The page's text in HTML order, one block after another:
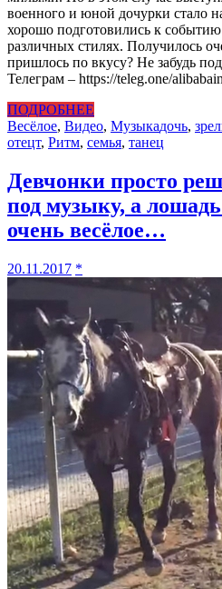
военного и юной дочурки стало
хорошо подготовились к
различных стилях. Получилось
пришлось по вкусу? Не забудь
Телеграм – https://teleg.one/
ПОДРОБНЕЕ
Весёлое, Видео, Музыкадочь,
отецт, Ритм, семья, танец
Девчонки просто
под музыку, а лошадь
очень весёлое…
20.11.2017 *